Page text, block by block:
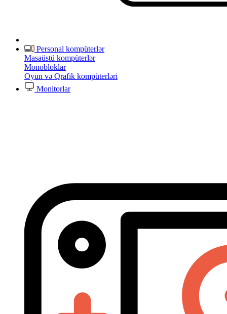
Personal kompüterlər
Masaüstü kompüterlər
Monobloklar
Oyun və Qrafik kompüterləri
Monitorlar